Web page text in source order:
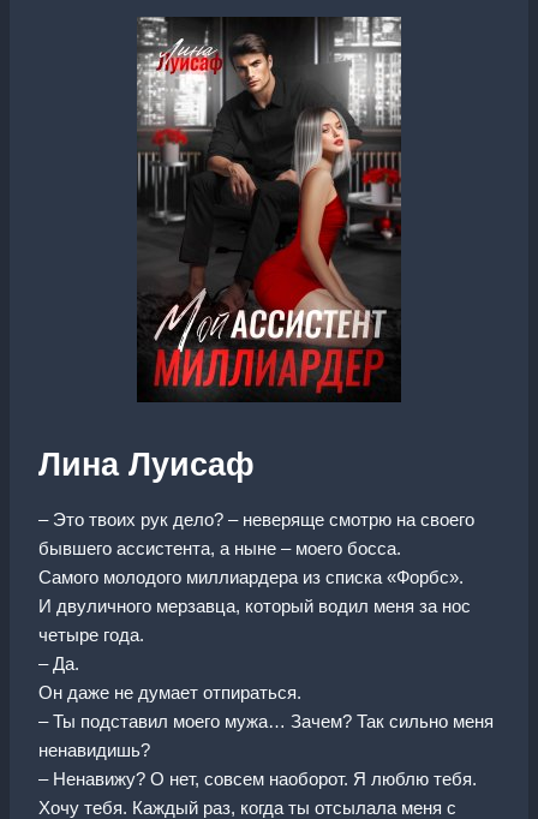
Лина Луисаф
– Это твоих рук дело? – неверяще смотрю на своего
бывшего ассистента, а ныне – моего босса.
Самого молодого миллиардера из списка «Форбс».
И двуличного мерзавца, который водил меня за нос
четыре года.
– Да.
Он даже не думает отпираться.
– Ты подставил моего мужа… Зачем? Так сильно меня
ненавидишь?
– Ненавижу? О нет, совсем наоборот. Я люблю тебя.
Хочу тебя. Каждый раз, когда ты отсылала меня с